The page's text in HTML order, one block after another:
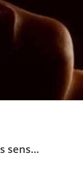
sens…